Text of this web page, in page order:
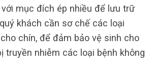
mục đích ép nhiều để lưu trữ
khách cần sơ chế các loại
chín, để đảm bảo vệ sinh cho
truyền nhiễm các loại bệnh không